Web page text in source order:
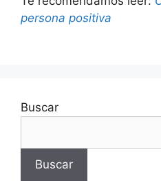
persona positiva
Buscar
Buscar